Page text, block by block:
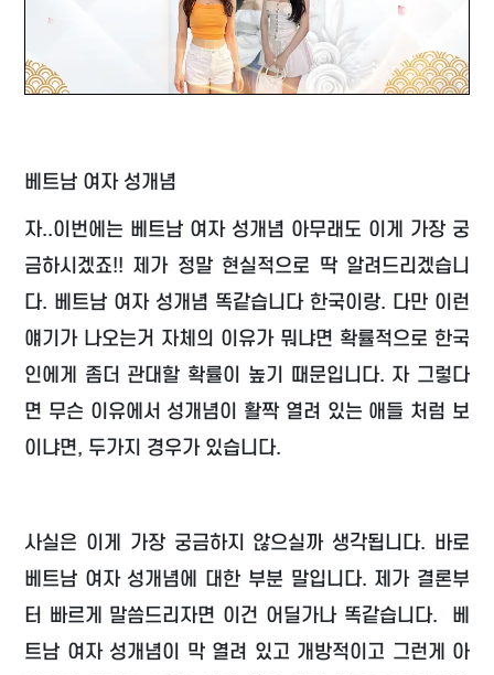
베트남 여자 성개념
자..이번에는 베트남 여자 성개념 아무래도 이게 가장 궁
금하시겠죠!! 제가 정말 현실적으로 딱 알려드리겠습니
다. 베트남 여자 성개념 똑같습니다 한국이랑. 다만 이런
얘기가 나오는거 자체의 이유가 뭐냐면 확률적으로 한국
인에게 좀더 관대할 확률이 높기 때문입니다. 자 그렇다
면 무슨 이유에서 성개념이 활짝 열려 있는 애들 처럼 보
이냐면, 두가지 경우가 있습니다.
사실은 이게 가장 궁금하지 않으실까 생각됩니다. 바로
베트남 여자 성개념에 대한 부분 말입니다. 제가 결론부
터 빠르게 말씀드리자면 이건 어딜가나 똑같습니다. 베
트남 여자 성개념이 막 열려 있고 개방적이고 그런게 아